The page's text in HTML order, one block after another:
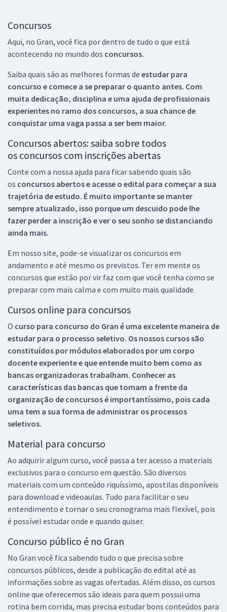
Concursos
Aqui, no Gran, você fica por dentro de tudo o que está
acontecendo no mundo dos concursos.
Saiba quais são as melhores formas de estudar para
concurso e comece a se preparar o quanto antes. Com
muita dedicação, disciplina e uma ajuda de profissionais
experientes no ramo dos concursos, a sua chance de
conquistar uma vaga passa a ser bem maior.
Concursos abertos: saiba sobre todos
os concursos com inscrições abertas
Conte com a nossa ajuda para ficar sabendo quais são
os concursos abertos e acesse o edital para começar a sua
trajetória de estudo. É muito importante se manter
sempre atualizado, isso porque um descuido pode lhe
fazer perder a inscrição e ver o seu sonho se distanciando
ainda mais.
Em nosso site, pode-se visualizar os concursos em
andamento e até mesmo os previstos. Ter em mente os
concursos que estão por vir faz com que você tenha como se
preparar com mais calma e com muito mais qualidade.
Cursos online para concursos
O curso para concurso do Gran é uma excelente maneira de
estudar para o processo seletivo. Os nossos cursos são
constituídos por módulos elaborados por um corpo
docente experiente e que entende muito bem como as
bancas organizadoras trabalham. Conhecer as
características das bancas que tomam a frente da
organização de concursos é importantíssimo, pois cada
uma tem a sua forma de administrar os processos
seletivos.
Material para concurso
Ao adquirir algum curso, você passa a ter acesso a materiais
exclusivos para o concurso em questão. São diversos
materiais com um conteúdo riquíssimo, apostilas disponíveis
para download e videoaulas. Tudo para facilitar o seu
entendimento e tornar o seu cronograma mais flexível, pois
é possível estudar onde e quando quiser.
Concurso público é no Gran
No Gran você fica sabendo tudo o que precisa sobre
concursos públicos, desde a publicação do edital até as
informações sobre as vagas ofertadas. Além disso, os cursos
online que oferecemos são ideais para quem possui uma
rotina bem corrida, mas precisa estudar bons conteúdos para